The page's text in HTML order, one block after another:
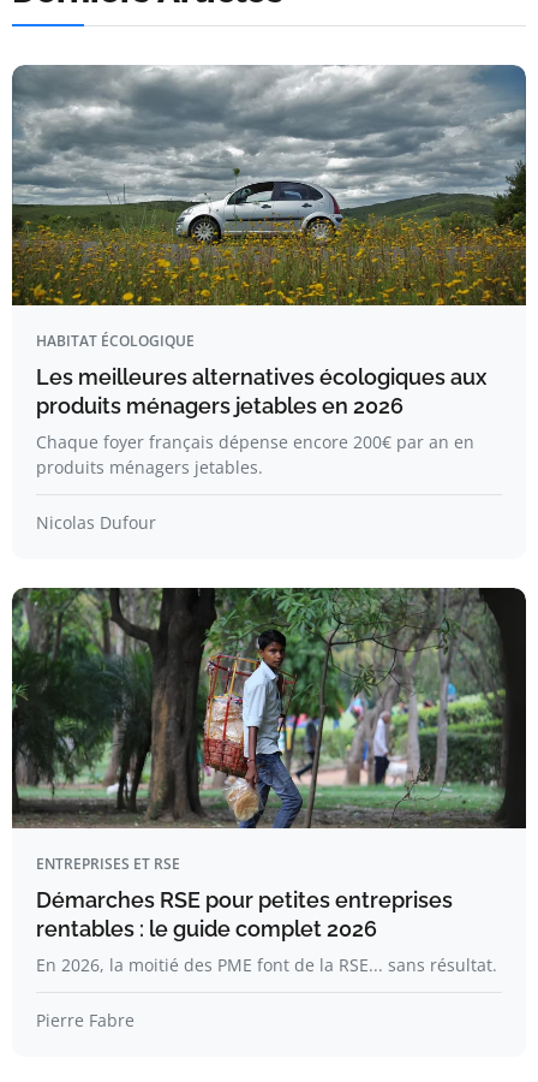
HABITAT ÉCOLOGIQUE
Les meilleures alternatives écologiques aux
produits ménagers jetables en 2026
Chaque foyer français dépense encore 200€ par an en
produits ménagers jetables.
Nicolas Dufour
ENTREPRISES ET RSE
Démarches RSE pour petites entreprises
rentables : le guide complet 2026
En 2026, la moitié des PME font de la RSE... sans résultat.
Pierre Fabre